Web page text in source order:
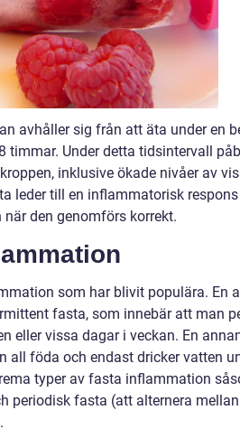
avhåller sig från att äta under en
timmar. Under detta tidsintervall
inklusive ökade nivåer av
leder till en inflammatorisk
den genomförs korrekt.
som har blivit populära. En
fasta, som innebär att man
eller vissa dagar i veckan. En
all föda och endast dricker vatten
typer av fasta inflammation
periodisk fasta (att alternera